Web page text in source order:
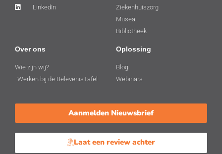
LinkedIn
Ziekenhuiszorg
Musea
Bibliotheek
Over ons
Wie zijn wij?
Werken bij de BelevenisTafel
Oplossing
Blog
Webinars
Aanmelden Nieuwsbrief
Laat een review achter